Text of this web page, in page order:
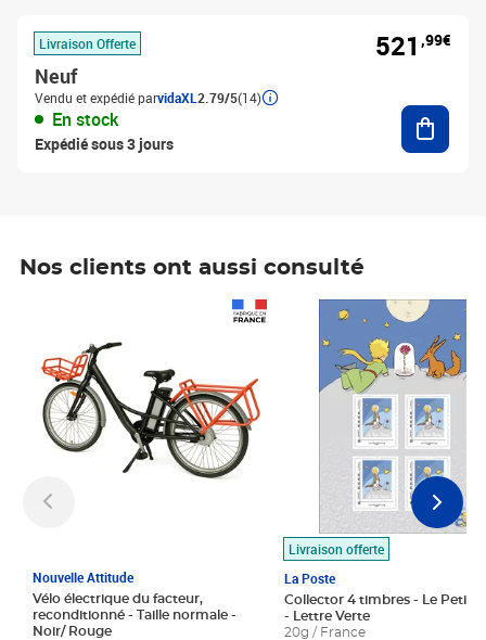
Livraison Offerte
Neuf
Vendu et expédié parvidaXL 2.79/5(14)
En stock
Expédié sous 3 jours
521 ,99€
Nos clients ont aussi consulté
Nouvelle Attitude
Vélo électrique du facteur,
reconditionné - Taille normale -
Noir/ Rouge
Livraison offerte
La Poste
Collector 4 timbres - Le Petit
- Lettre Verte
20g / France
Prix 7,50€